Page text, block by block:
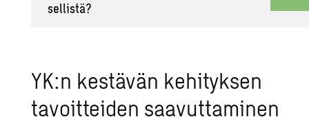
sel­lis­tä?
YK:n kestävän kehityksen
tavoitteiden saavuttaminen